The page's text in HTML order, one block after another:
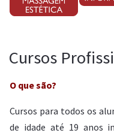
Cursos
O que são?
Cursos para todos os
de idade até 19 anos